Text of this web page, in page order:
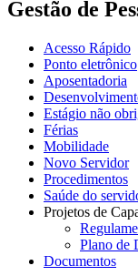
Gestão de
Acesso Rápido
Ponto eletrônico
Aposentadoria
Estágio não
Férias
Mobilidade
Novo Servidor
Procedimentos
Saúde do
Projetos de
Plano de
Documentos